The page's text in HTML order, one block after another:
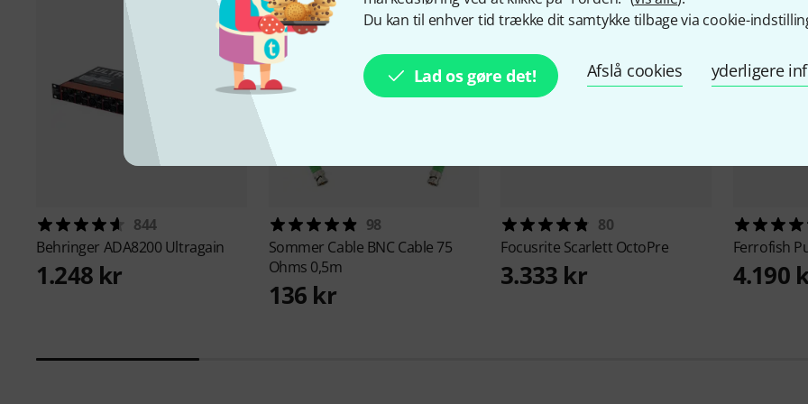
Du kan til enhver tid trække dit samtykke tilbage via cookie-
Lad os gøre det! Afslå cookies yderligere
844
Behringer ADA8200 Ultragain
1.248 kr
98
Sommer Cable BNC Cable 75
Ohms 0,5m
136 kr
80
Focusrite Scarlett OctoPre
3.333 kr
Ferrofish
4.190